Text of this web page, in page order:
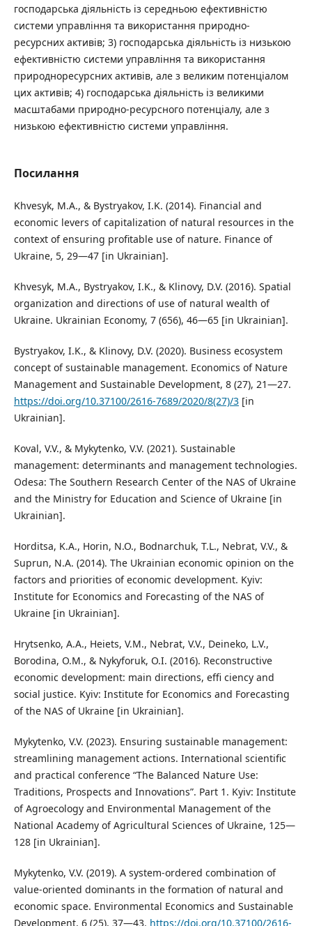
господарська діяльність із середньою ефективністю
системи управління та використання природно-
ресурсних активів; 3) господарська діяльність із низькою
ефективністю системи управління та використання
природноресурсних активів, але з великим потенціалом
цих активів; 4) господарська діяльність із великими
масштабами природно-ресурсного потенціалу, але з
низькою ефективністю системи управління.
Посилання
Khvesyk, M.A., & Bystryakov, I.K. (2014). Financial and
economic levers of capitalization of natural resources in the
context of ensuring profitable use of nature. Finance of
Ukraine, 5, 29—47 [in Ukrainian].
Khvesyk, M.A., Bystryakov, I.K., & Klinovy, D.V. (2016). Spatial
organization and directions of use of natural wealth of
Ukraine. Ukrainian Economy, 7 (656), 46—65 [in Ukrainian].
Bystryakov, I.K., & Klinovy, D.V. (2020). Business ecosystem
concept of sustainable management. Economics of Nature
Management and Sustainable Development, 8 (27), 21—27.
https://doi.org/10.37100/2616-7689/2020/8(27)/3[in
Ukrainian].
Koval, V.V., & Mykytenko, V.V. (2021). Sustainable
management: determinants and management technologies.
Odesa: The Southern Research Center of the NAS of Ukraine
and the Ministry for Education and Science of Ukraine [in
Ukrainian].
Horditsa, K.A., Horin, N.O., Bodnarchuk, T.L., Nebrat, V.V., &
Suprun, N.A. (2014). The Ukrainian economic opinion on the
factors and priorities of economic development. Kyiv:
Institute for Economics and Forecasting of the NAS of
Ukraine [in Ukrainian].
Hrytsenko, A.A., Heiets, V.M., Nebrat, V.V., Deineko, L.V.,
Borodina, O.M., & Nykyforuk, O.I. (2016). Reconstructive
economic development: main directions, effi ciency and
social justice. Kyiv: Institute for Economics and Forecasting
of the NAS of Ukraine [in Ukrainian].
Mykytenko, V.V. (2023). Ensuring sustainable management:
streamlining management actions. International scientific
and practical conference “The Balanced Nature Use:
Traditions, Prospects and Innovations”. Part 1. Kyiv: Institute
of Agroecology and Environmental Management of the
National Academy of Agricultural Sciences of Ukraine, 125—
128 [in Ukrainian].
Mykytenko, V.V. (2019). A system-ordered combination of
value-oriented dominants in the formation of natural and
economic space. Environmental Economics and Sustainable
Development, 6 (25), 37—43. https://doi.org/10.37100/2616-